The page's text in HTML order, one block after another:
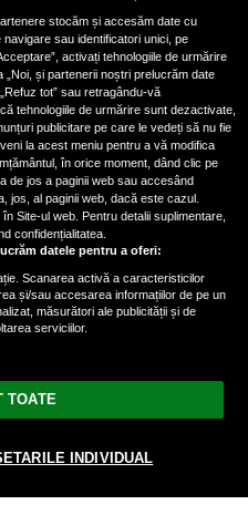
şi-a arătat talentul
la un concurs în Franţa
acuzată de agresiune
manager: Detalii șocante
le-a lăudat pe...
Desktop
drepturile rezervate.
stocăm și accesăm date cu
sau identificatori unici, pe
activați tehnologiile de urmărire
și partenerii noștri prelucrăm date
tot” sau retragându-vă
tehnologiile de urmărire sunt dezactivate,
publicitare pe care le vedeți să nu fie
la acest meniu pentru a vă modifica
în orice moment, dând clic pe
de jos a paginii web sau accesând
jos, al paginii web, dacă este cazul.
Site-ul web. Pentru detalii suplimentare,
confidențialitatea.
datele pentru a oferi:
Scanarea activă a caracteristicilor
și/sau accesarea informațiilor de pe un
măsurători ale publicității și de
serviciilor.
TOATE
INDIVIDUAL